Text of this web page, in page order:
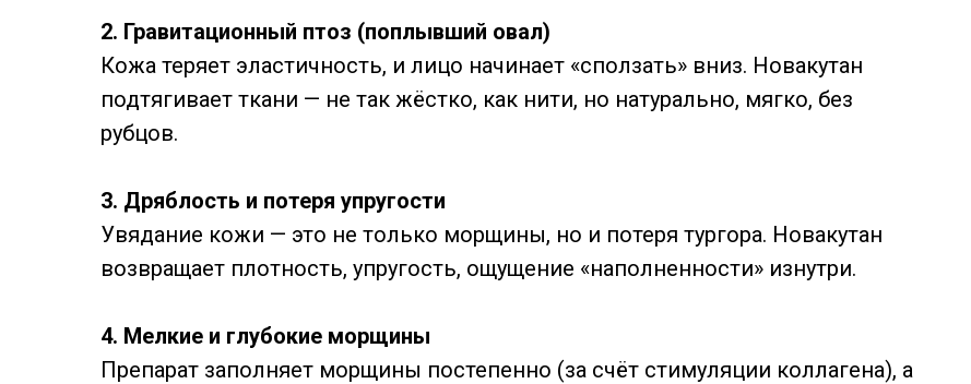
2. Гравитационный птоз (поплывший овал)
Кожа теряет эластичность, и лицо начинает «сползать» вниз. Новакутан
подтягивает ткани — не так жёстко, как нити, но натурально, мягко, без
рубцов.
3. Дряблость и потеря упругости
Увядание кожи — это не только морщины, но и потеря тургора. Новакутан
возвращает плотность, упругость, ощущение «наполненности» изнутри.
4. Мелкие и глубокие морщины
Препарат заполняет морщины постепенно (за счёт стимуляции коллагена), а